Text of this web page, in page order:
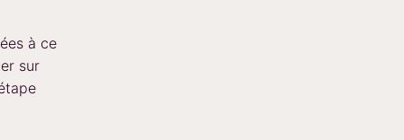
à ce
sur